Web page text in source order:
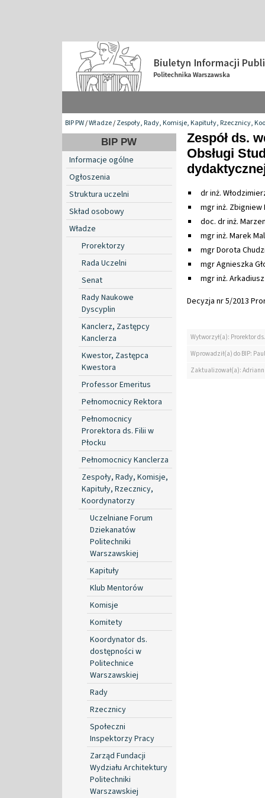
BIP PW/Władze/Zespoły, Rady, Komisje, Kapituły, Rzecznicy,
BIP PW
Informacje ogólne
Ogłoszenia
Struktura uczelni
Skład osobowy
Władze
Prorektorzy
Rada Uczelni
Senat
Rady Naukowe
Dyscyplin
Kanclerz, Zastępcy
Kanclerza
Kwestor, Zastępca
Kwestora
Professor Emeritus
Pełnomocnicy Rektora
Pełnomocnicy
Prorektora ds. Filii w
Płocku
Pełnomocnicy Kanclerza
Zespoły, Rady, Komisje,
Kapituły, Rzecznicy,
Koordynatorzy
Uczelniane Forum
Dziekanatów
Politechniki
Warszawskiej
Kapituły
Klub Mentorów
Komisje
Komitety
Koordynator ds.
dostępności w
Politechnice
Warszawskiej
Rady
Rzecznicy
Społeczni
Inspektorzy Pracy
Zarząd Fundacji
Wydziału Architektury
Politechniki
Warszawskiej
Zespół ds.
Obsługi
dr inż.
mgr inż.
doc. dr inż.
mgr inż. Marek
mgr Dorota
mgr Agnieszka
mgr inż.
Decyzja nr 5/2013
Wytworzył(a): Prorektor
Wprowadził(a) do BIP:
Zaktualizował(a):